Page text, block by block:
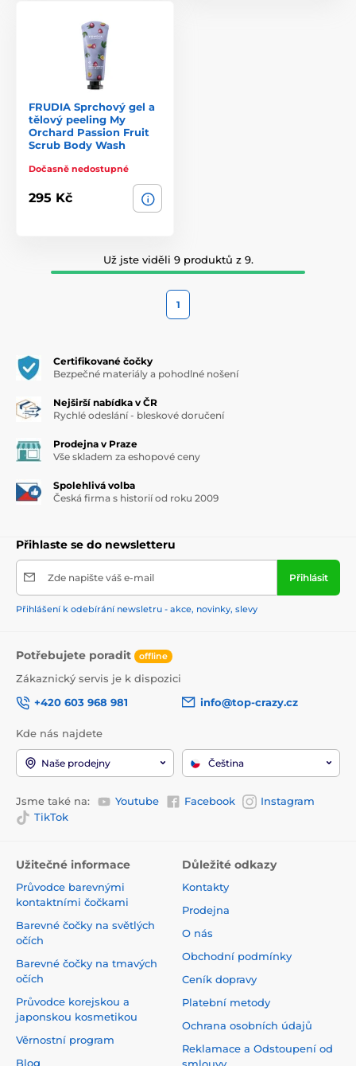
FRUDIA Sprchový gel a
tělový peeling My
Orchard Passion Fruit
Scrub Body Wash
Dočasně nedostupné
295 Kč
Už jste viděli 9 produktů z 9.
1
Certifikované čočky
Bezpečné materiály a pohodlné nošení
Nejširší nabídka v ČR
Rychlé odeslání - bleskové doručení
Prodejna v Praze
Vše skladem za eshopové ceny
Spolehlivá volba
Česká firma s historií od roku 2009
Přihlaste se do newsletteru
Zde napište váš e-mail Přihlásit
Přihlášení k odebírání newsletru - akce, novinky, slevy
Potřebujete poradit offline
Zákaznický servis je k dispozici
+420 603 968 981
info@top-crazy.cz
Kde nás najdete
Naše prodejny Čeština
Jsme také na: Youtube Facebook
Instagram
TikTok
Užitečné informace
Průvodce barevnými
kontaktními čočkami
Barevné čočky na světlých
očích
Barevné čočky na tmavých
očích
Průvodce korejskou a
japonskou kosmetikou
Věrnostní program
Blog
Důležité odkazy
Kontakty
Prodejna
O nás
Obchodní podmínky
Ceník dopravy
Platební metody
Ochrana osobních údajů
Reklamace a Odstoupení od